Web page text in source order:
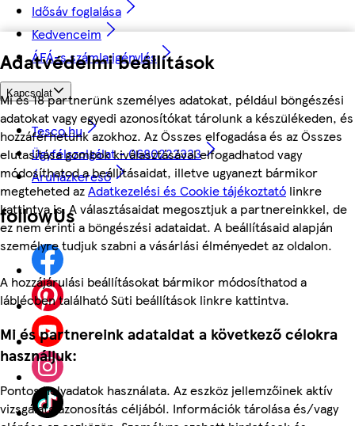
Adatvédelmi beállítások
Mi és 18 partnerünk személyes adatokat, például böngészési
adatokat vagy egyedi azonosítókat tárolunk a készülékeden, és
hozzáférhetünk azokhoz. Az Összes elfogadása és az Összes
elutasítása gombok kiválasztásával elfogadhatod vagy
módosíthatod a beállításaidat, illetve ugyanezt bármikor
megteheted azAdatkezelési és Cookie tájékoztató linkre
kattintva is. A választásaidat megosztjuk a partnereinkkel, de
ez nem érinti a böngészési adataidat. A beállításaid alapján
személyre tudjuk szabni a vásárlási élményedet az oldalon.
A hozzájárulási beállításokat bármikor módosíthatod a
láblécben található Süti beállítások linkre kattintva.
Mi és partnereink adataidat a következő célokra
használjuk:
Pontos helyadatok használata. Az eszköz jellemzőinek aktív
vizsgálata azonosítás céljából. Információk tárolása és/vagy
Idősáv foglalása
Kedvenceim
ÁFÁ-s számla igénylés
Kapcsolat
Tesco.hu
Ügyfélszolgálat - 0680222333
Áruházkereső
followUs